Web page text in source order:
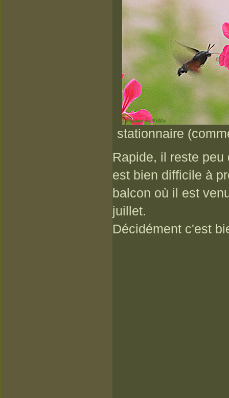
stationnaire
Rapide, il reste
est bien difficile à
balcon où il est
juillet.
Décidément c'est